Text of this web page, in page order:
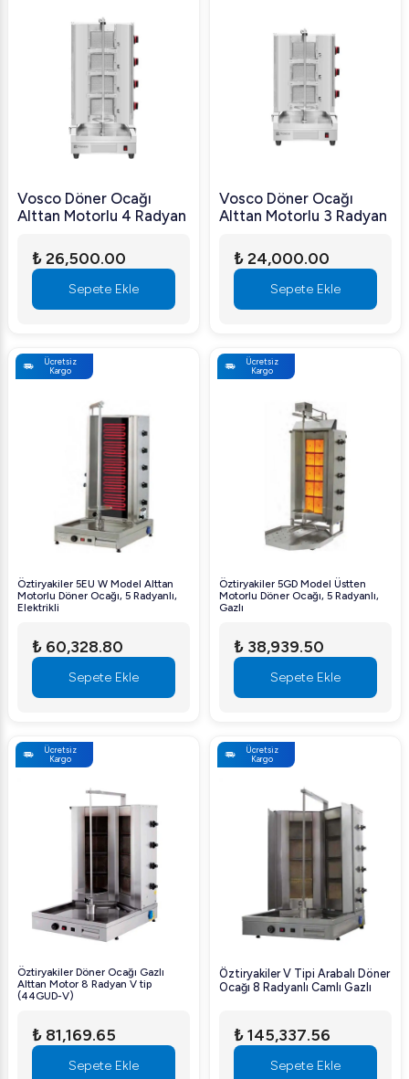
Vosco Döner Ocağı
Alttan Motorlu 4 Radyan
₺ 26,500.00
Sepete Ekle
Vosco Döner Ocağı
Alttan Motorlu 3 Radyan
₺ 24,000.00
Sepete Ekle
Ücretsiz
Kargo
Öztiryakiler 5EU W Model Alttan
Motorlu Döner Ocağı, 5 Radyanlı,
Elektrikli
₺ 60,328.80
Sepete Ekle
Ücretsiz
Kargo
Öztiryakiler 5GD Model Üstten
Motorlu Döner Ocağı, 5 Radyanlı,
Gazlı
₺ 38,939.50
Sepete Ekle
Ücretsiz
Kargo
Öztiryakiler Döner Ocağı Gazlı
Alttan Motor 8 Radyan V tip
(44GUD-V)
₺ 81,169.65
Sepete Ekle
Ücretsiz
Kargo
Öztiryakiler V Tipi Arabalı Döner
Ocağı 8 Radyanlı Camlı Gazlı
₺ 145,337.56
Sepete Ekle